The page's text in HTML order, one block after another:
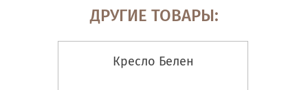
ДРУГИЕ ТОВАРЫ:
Кресло Белен